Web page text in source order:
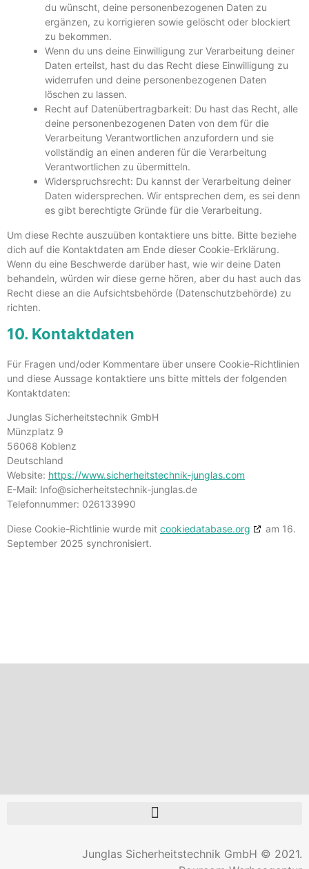
du wünscht, deine personenbezogenen Daten zu
ergänzen, zu korrigieren sowie gelöscht oder blockiert
zu bekommen.
Wenn du uns deine Einwilligung zur Verarbeitung deiner
Daten erteilst, hast du das Recht diese Einwilligung zu
widerrufen und deine personenbezogenen Daten
löschen zu lassen.
Recht auf Datenübertragbarkeit: Du hast das Recht, alle
deine personenbezogenen Daten von dem für die
Verarbeitung Verantwortlichen anzufordern und sie
vollständig an einen anderen für die Verarbeitung
Verantwortlichen zu übermitteln.
Widerspruchsrecht: Du kannst der Verarbeitung deiner
Daten widersprechen. Wir entsprechen dem, es sei denn
es gibt berechtigte Gründe für die Verarbeitung.
Um diese Rechte auszuüben kontaktiere uns bitte. Bitte beziehe
dich auf die Kontaktdaten am Ende dieser Cookie-Erklärung.
Wenn du eine Beschwerde darüber hast, wie wir deine Daten
behandeln, würden wir diese gerne hören, aber du hast auch das
Recht diese an die Aufsichtsbehörde (Datenschutzbehörde) zu
richten.
10. Kontaktdaten
Für Fragen und/oder Kommentare über unsere Cookie-Richtlinien
und diese Aussage kontaktiere uns bitte mittels der folgenden
Kontaktdaten:
Junglas Sicherheitstechnik GmbH
Münzplatz 9
56068 Koblenz
Deutschland
Website: https://www.sicherheitstechnik-junglas.com
E-Mail: Info@sicherheitstechnik-junglas.de
Telefonnummer: 026133990
Diese Cookie-Richtlinie wurde mit cookiedatabase.org
am 16.
September 2025 synchronisiert.
Junglas Sicherheitstechnik GmbH © 2021.